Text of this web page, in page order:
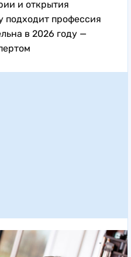
и открытия
подходит профессия
в 2026 году —